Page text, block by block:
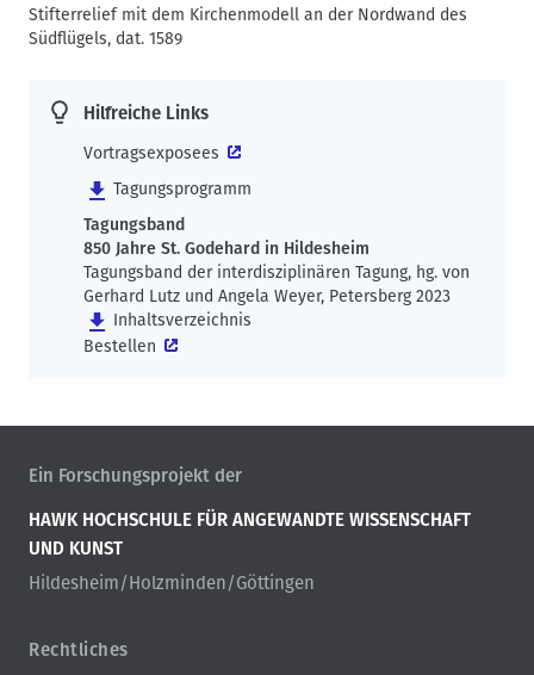
Stifterrelief mit dem Kirchenmodell an der Nordwand des
Südflügels, dat. 1589
Hilfreiche Links
Vortragsexposees
Tagungsprogramm
Tagungsband
850 Jahre St. Godehard in Hildesheim
Tagungsband der interdisziplinären Tagung, hg. von
Gerhard Lutz und Angela Weyer, Petersberg 2023
Inhaltsverzeichnis
Bestellen
Ein Forschungsprojekt der
HAWK HOCHSCHULE FÜR ANGEWANDTE WISSENSCHAFT
UND KUNST
Hildesheim/Holzminden/Göttingen
Rechtliches